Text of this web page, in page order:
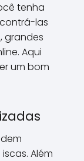
tenha
las
grandes
Aqui
um bom
Além